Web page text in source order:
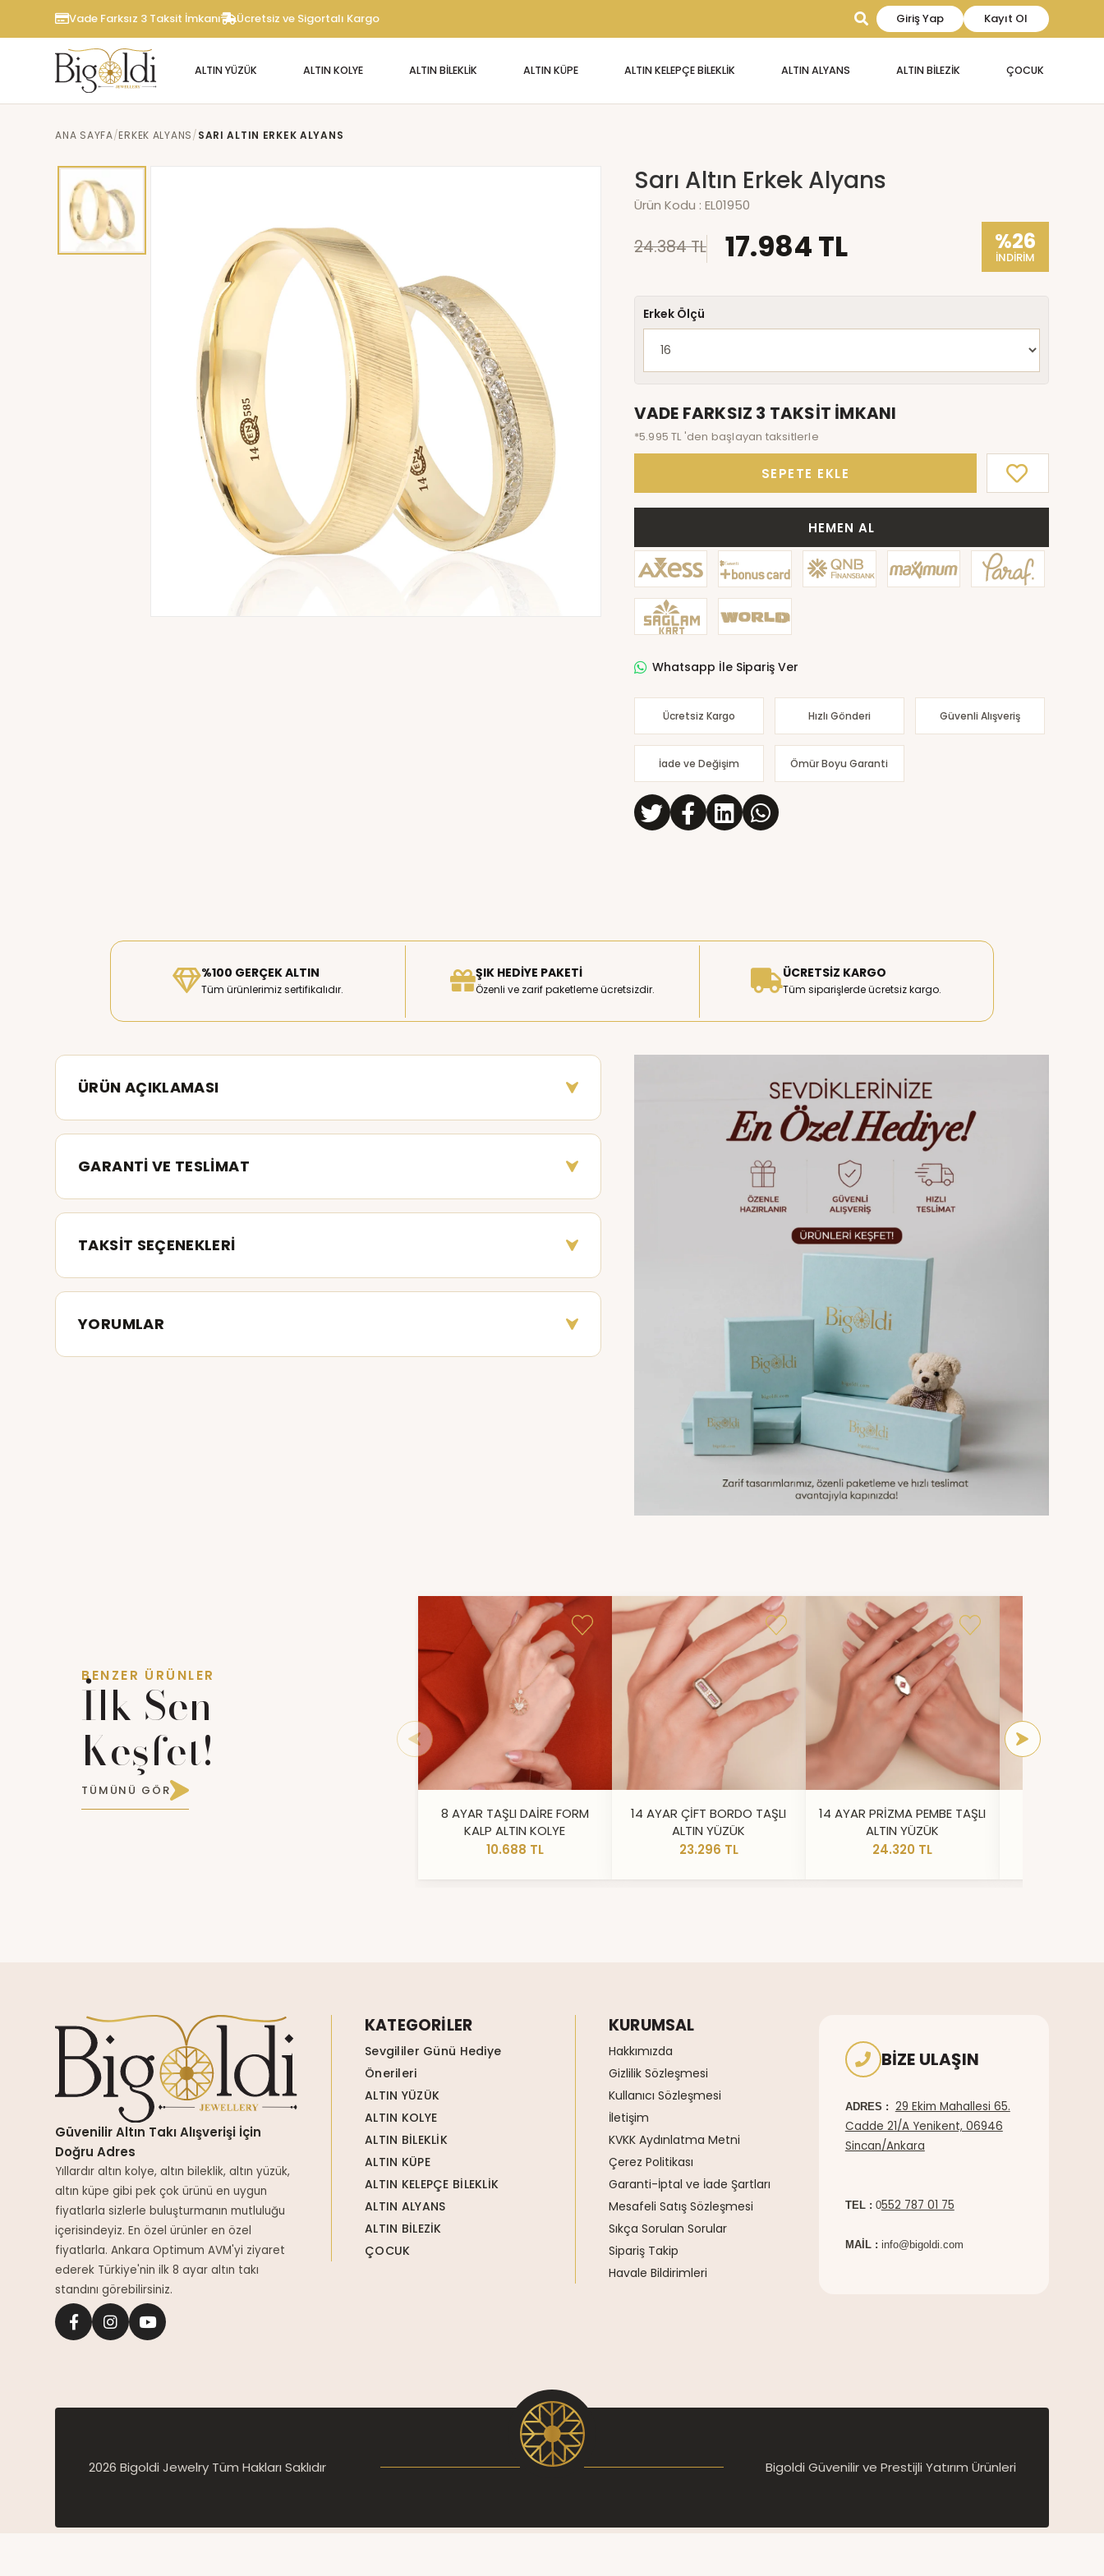
Vade Farksız 3 Taksit İmkanı Ücretsiz ve Sigortalı Kargo Giriş Yap Kayıt Ol
ALTIN YÜZÜK ALTIN KOLYE ALTIN BİLEKLİK ALTIN KÜPE ALTIN KELEPÇE BİLEKLİK ALTIN ALYANS ALTIN BİLEZİK ÇOCUK
ANA SAYFA ERKEK ALYANS SARI ALTIN ERKEK ALYANS
Sarı Altın Erkek Alyans
Ürün Kodu : EL01950
24.384 TL 17.984 TL %26
İNDİRİM
Erkek Ölçü
VADE FARKSIZ 3 TAKSİT İMKANI
*5.995 TL 'den başlayan taksitlerle
SEPETE EKLE
HEMEN AL
Whatsapp İle Sipariş Ver
Ücretsiz Kargo Hızlı Gönderi Güvenli Alışveriş
İade ve Değişim Ömür Boyu Garanti
%100 GERÇEK ALTIN
Tüm ürünlerimiz sertifikalıdır.
ŞIK HEDIYE PAKETI
Özenli ve zarif paketleme ücretsizdir.
ÜCRETSIZ KARGO
Tüm siparişlerde ücretsiz kargo.
ÜRÜN AÇIKLAMASI
GARANTİ VE TESLİMAT
TAKSİT SEÇENEKLERİ
YORUMLAR
BENZER ÜRÜNLER
İlk Sen
Keşfet!
TÜMÜNÜ GÖR
8 AYAR TAŞLI DAİRE FORM
KALP ALTIN KOLYE
10.688 TL
14 AYAR ÇİFT BORDO TAŞLI
ALTIN YÜZÜK
23.296 TL
14 AYAR PRİZMA PEMBE TAŞLI
ALTIN YÜZÜK
24.320 TL
Güvenilir Altın Takı Alışverişi İçin
Doğru Adres
Yıllardır altın kolye, altın bileklik, altın yüzük,
altın küpe gibi pek çok ürünü en uygun
fiyatlarla sizlerle buluşturmanın mutluluğu
içerisindeyiz. En özel ürünler en özel
fiyatlarla. Ankara Optimum AVM'yi ziyaret
ederek Türkiye'nin ilk 8 ayar altın takı
standını görebilirsiniz.
KATEGORİLER
Sevgililer Günü Hediye
Önerileri
ALTIN YÜZÜK
ALTIN KOLYE
ALTIN BİLEKLİK
ALTIN KÜPE
ALTIN KELEPÇE BİLEKLİK
ALTIN ALYANS
ALTIN BİLEZİK
ÇOCUK
KURUMSAL
Hakkımızda
Gizlilik Sözleşmesi
Kullanıcı Sözleşmesi
İletişim
KVKK Aydınlatma Metni
Çerez Politikası
Garanti-İptal ve İade Şartları
Mesafeli Satış Sözleşmesi
Sıkça Sorulan Sorular
Sipariş Takip
Havale Bildirimleri
BIZE ULAŞIN
ADRES : 29 Ekim Mahallesi 65.
Cadde 21/A Yenikent, 06946
Sincan/Ankara
TEL : 0552 787 01 75
MAİL : info@bigoldi.com
2026 Bigoldi Jewelry Tüm Hakları Saklıdır Bigoldi Güvenilir ve Prestijli Yatırım Ürünleri